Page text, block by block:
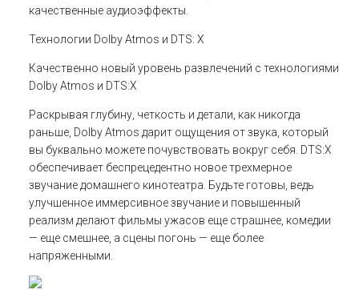
качественные аудиоэффекты.
Технологии Dolby Atmos и DTS: X
Качественно новый уровень развлечений с технологиями
Dolby Atmos и DTS:X
Раскрывая глубину, четкость и детали, как никогда
раньше, Dolby Atmos дарит ощущения от звука, который
вы буквально можете почувствовать вокруг себя. DTS:X
обеспечивает беспрецедентно новое трехмерное
звучание домашнего кинотеатра. Будьте готовы, ведь
улучшенное иммерсивное звучание и повышенный
реализм делают фильмы ужасов еще страшнее, комедии
— еще смешнее, а сцены погонь — еще более
напряженными.